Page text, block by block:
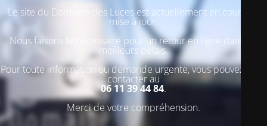
Le site du Domaine des Luces est actuellement en cours de
mise à jour.
Nous faisons le nécessaire pour un retour en ligne dans les
meilleurs délais.
Pour toute information ou demande urgente, vous pouvez nous
contacter au
06 11 39 44 84.
Merci de votre compréhension.